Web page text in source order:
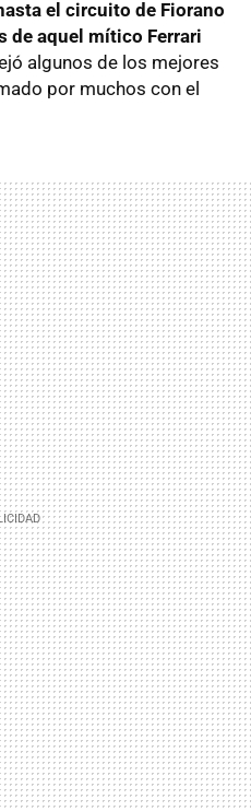
el circuito de Fiorano
de aquel mítico Ferrari
algunos de los mejores
por muchos con el